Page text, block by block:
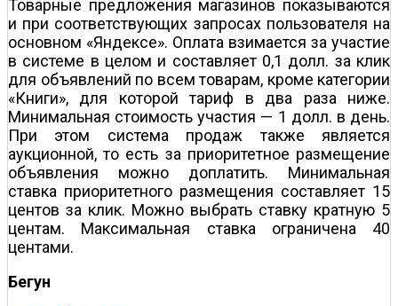
Товарные предложения магазинов показываются
и при соответствующих запросах пользователя на
основном «Яндексе». Оплата взимается за участие
в системе в целом и составляет 0,1 долл. за клик
для объявлений по всем товарам, кроме категории
«Книги», для которой тариф в два раза ниже.
Минимальная стоимость участия — 1 долл. в день.
При этом система продаж также является
аукционной, то есть за приоритетное размещение
объявления можно доплатить. Минимальная
ставка приоритетного размещения составляет 15
центов за клик. Можно выбрать ставку кратную 5
центам. Максимальная ставка ограничена 40
центами.
Бегун